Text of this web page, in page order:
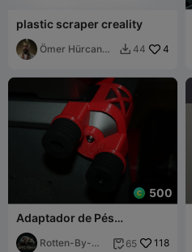
plastic scraper creality
Ömer Hürcan
 44 4
500
Adaptador de Pés
Antivibração Deluxe para
Creality K1 (v.2 Adicionada)
Rotten-By-
 65 118